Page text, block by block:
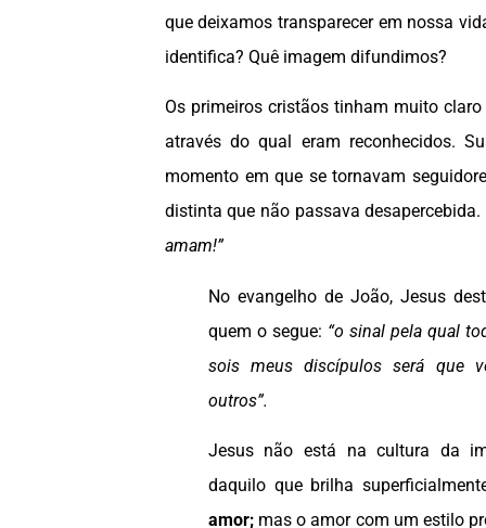
que deixamos transparecer em nossa
identifica? Quê imagem difundimos?
Os primeiros cristãos tinham muito
através do qual eram reconhecidos.
momento em que se tornavam
distinta que não passava desapercebida.
amam!”
No evangelho de João, Jesus
quem o segue: “o sinal pela qual
sois meus discípulos será que
outros”.
Jesus não está na cultura da
daquilo que brilha
amor; mas o amor com um estilo